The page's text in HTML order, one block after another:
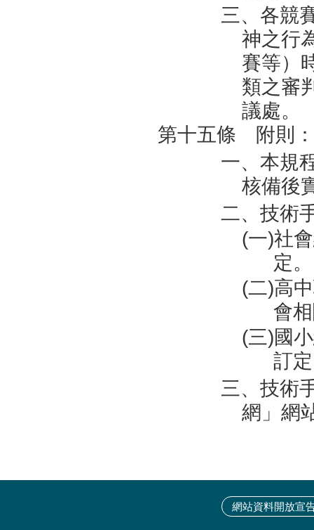
三、各競
神之行
賽等）
類之審
議處。
第十五條 附則：
一、本規
核備後
二、技術
(一)社
定。
(二)高
會
(三)國
訂
三、技術
網」網
網站資料開放宣